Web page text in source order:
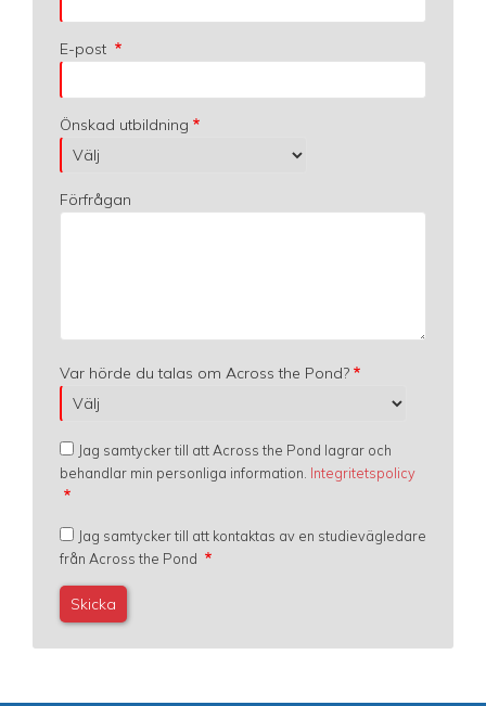
E-post
Önskad utbildning
Förfrågan
Var hörde du talas om Across the Pond?
Jag samtycker till att Across the Pond lagrar och
behandlar min personliga information. Integritetspolicy
Jag samtycker till att kontaktas av en studievägledare
från Across the Pond